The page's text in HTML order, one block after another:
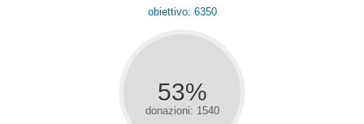
obiettivo: 6350
53%
donazioni: 1540